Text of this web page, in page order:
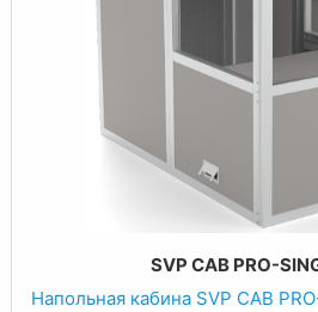
SVP CAB PRO-
Напольная кабина SVP CAB